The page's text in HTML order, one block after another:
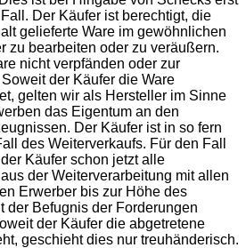
Der Käufer ist berechtigt, die
gelieferte Ware im gewöhnlichen
zu bearbeiten oder zu veräußern.
nicht verpfänden oder zur
der Käufer die Ware
gelten wir als Hersteller im Sinne
das Eigentum an den
Der Käufer ist in so fern
des Weiterverkaufs. Für den Fall
Käufer schon jetzt alle
der Weiterverarbeitung mit allen
Erwerber bis zur Höhe des
der Befugnis der Forderungen
der Käufer die abgetretene
geschieht dies nur treuhänderisch.